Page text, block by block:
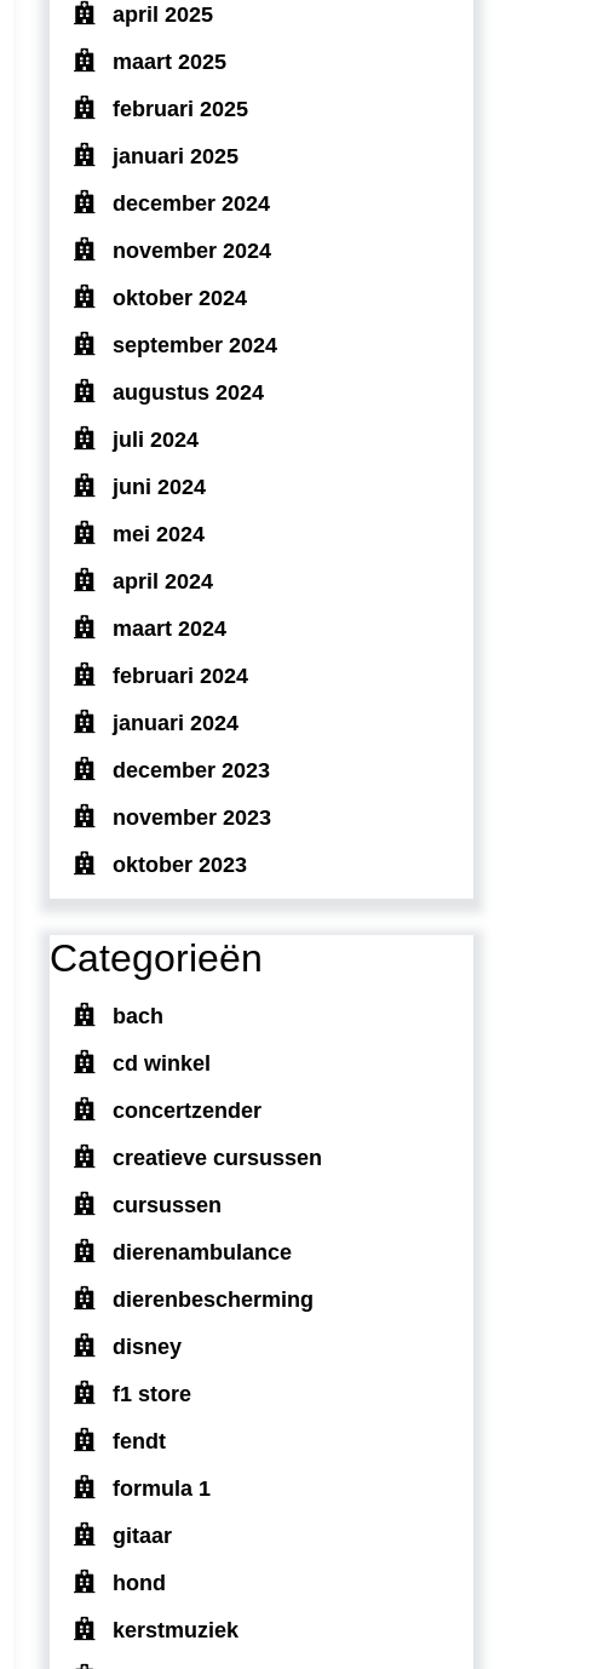
april 2025
maart 2025
februari 2025
januari 2025
december 2024
november 2024
oktober 2024
september 2024
augustus 2024
juli 2024
juni 2024
mei 2024
april 2024
maart 2024
februari 2024
januari 2024
december 2023
november 2023
oktober 2023
Categorieën
bach
cd winkel
concertzender
creatieve cursussen
cursussen
dierenambulance
dierenbescherming
disney
f1 store
fendt
formula 1
gitaar
hond
kerstmuziek